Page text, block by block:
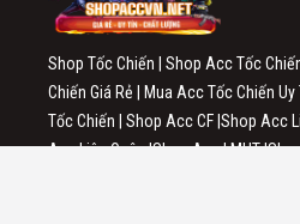
Shop Tốc Chiến | Shop Acc Tốc
Chiến Giá Rẻ | Mua Acc Tốc Chiến Uy
Tốc Chiến | Shop Acc CF |Shop Acc
Acc Liên Quân |Shop Acc LMHT